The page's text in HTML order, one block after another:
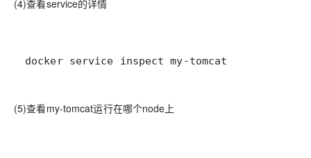
(4)查看service的详情
docker service inspect my-tomcat
(5)查看my-tomcat运行在哪个node上